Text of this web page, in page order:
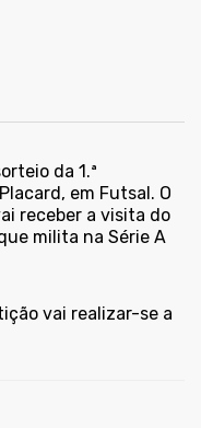
da 1.ª
em Futsal. O
receber a visita do
milita na Série A
vai realizar-se a